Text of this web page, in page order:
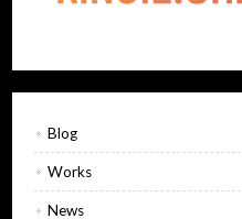
Blog
Works
News